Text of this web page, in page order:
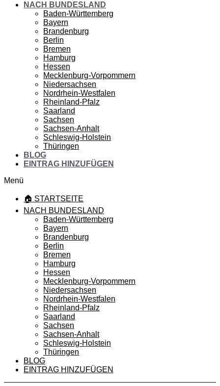
NACH BUNDESLAND
Baden-Württemberg
Bayern
Brandenburg
Berlin
Bremen
Hamburg
Hessen
Mecklenburg-Vorpommern
Niedersachsen
Nordrhein-Westfalen
Rheinland-Pfalz
Saarland
Sachsen
Sachsen-Anhalt
Schleswig-Holstein
Thüringen
BLOG
EINTRAG HINZUFÜGEN
Menü
🏠 STARTSEITE
NACH BUNDESLAND
Baden-Württemberg
Bayern
Brandenburg
Berlin
Bremen
Hamburg
Hessen
Mecklenburg-Vorpommern
Niedersachsen
Nordrhein-Westfalen
Rheinland-Pfalz
Saarland
Sachsen
Sachsen-Anhalt
Schleswig-Holstein
Thüringen
BLOG
EINTRAG HINZUFÜGEN